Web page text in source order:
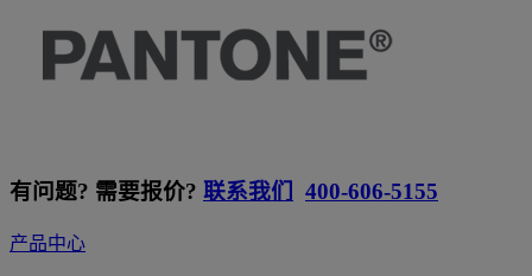
有问题? 需要报价? 联系我们 400-606-5155
产品中心